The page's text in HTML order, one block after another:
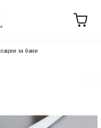
за бани